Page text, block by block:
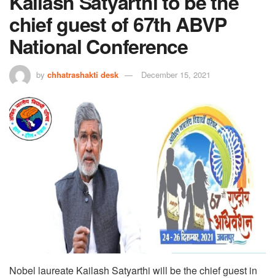
chief guest of 67th ABVP
National Conference
by chhatrashakti desk December 15, 2021
Nobel laureate Kailash Satyarthi will be the chief guest in